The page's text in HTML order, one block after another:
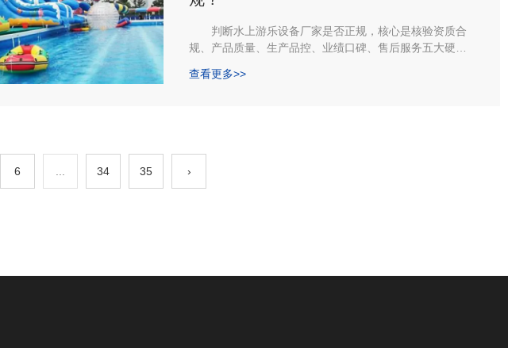
判断水上游乐设备厂家是否正规，核心是核验资质合
规、产品质量、生产品控、业绩口碑、售后服务五大硬指
产与安全体系、验证真实业绩与响应能力，以下是湖南漂
查看更多>>
6 34 35 ›